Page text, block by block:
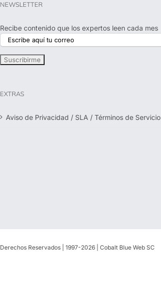
NEWSLETTER
Recibe contenido que los expertos leen cada mes
EXTRAS
Aviso de Privacidad / SLA / Términos de Servicio
Derechos Reservados | 1997-2026 | Cobalt Blue Web SC